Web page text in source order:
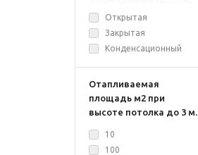
Открытая
Закрытая
Конденсационный
Отапливаемая
площадь м2 при
высоте потолка до 3 м.
10
100